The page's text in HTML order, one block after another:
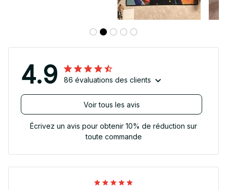
4.9 86 évaluations des clients
Voir tous les avis
Écrivez un avis pour obtenir 10% de réduction sur
toute commande